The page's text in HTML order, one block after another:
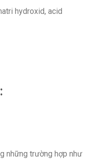
hydroxid, acid
những trường hợp như